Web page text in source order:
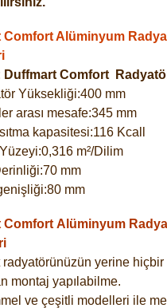
Comfort Alüminyum
Duffmart Comfort
Yüksekliği:400 mm
arası mesafe:345 mm
kapasitesi:116 Kcall
Yüzeyi:0,316 m²/Dilim
mm
mm
Comfort Alüminyum
radyatörünüzün yerine
montaj yapılabilme.
ve çeşitli modelleri ile